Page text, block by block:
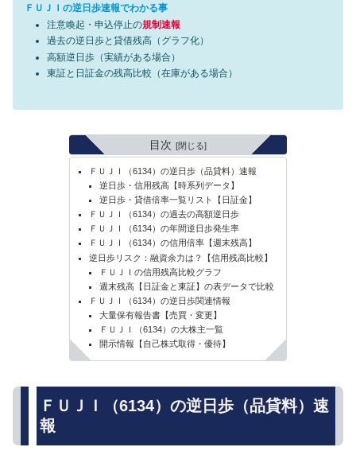
ＦＵＪＩの逆日歩速報でわかる事
注意喚起・申込停止の規制速報
過去の逆日歩と貸借残高（グラフ化）
高額逆日歩（実績がある場合）
東証と日証金の残高比較（在庫がある場合）
目次
ＦＵＪＩ（6134）の逆日歩（品貸料）速報
逆日歩・信用残高【時系列データ】
逆日歩・貸借倍率一覧リスト【日証金】
ＦＵＪＩ（6134）の過去の高額逆日歩
ＦＵＪＩ（6134）の年間逆日歩発生率
ＦＵＪＩ（6134）の信用倍率【週末残高】
逆日歩リスク：融資余力は？【信用残高比較】
ＦＵＪＩの信用残高比較グラフ
週末残高【日証金と東証】の表データで比較
ＦＵＪＩ（6134）の逆日歩関連情報
大量保有報告書【売買・変更】
ＦＵＪＩ（6134）の大株主一覧
開示情報【自己株式取得・優待】
ＦＵＪＩ（6134）の逆日歩（品貸料）速
報